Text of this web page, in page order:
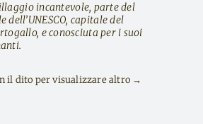
incantevole, parte del
capitale del
e conosciuta per i suoi
il dito per visualizzare altro →